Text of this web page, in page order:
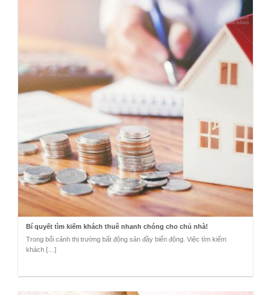
Bí quyết tìm kiếm khách thuê nhanh chóng cho chủ nhà!
Trong bối cảnh thị trường bất động sản đầy biến động. Việc tìm kiếm
khách […]